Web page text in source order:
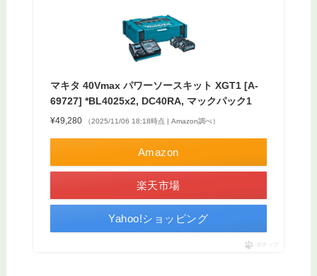
マキタ 40Vmax パワーソースキット XGT1 [A-
69727] *BL4025x2, DC40RA, マックパック1
¥49,280 （2025/11/06 18:18時点 | Amazon調べ）
Amazon
楽天市場
Yahoo!ショッピング
ポチップ